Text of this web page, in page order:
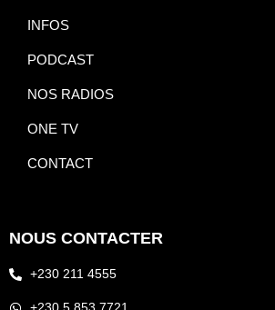
INFOS
PODCAST
NOS RADIOS
ONE TV
CONTACT
NOUS CONTACTER
+230 211 4555